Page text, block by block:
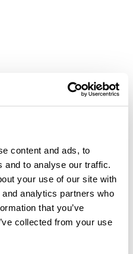
content and ads, to
and to analyse our traffic.
your use of our site with
analytics partners who
that you’ve
collected from your use
ajouter un avis !
avis